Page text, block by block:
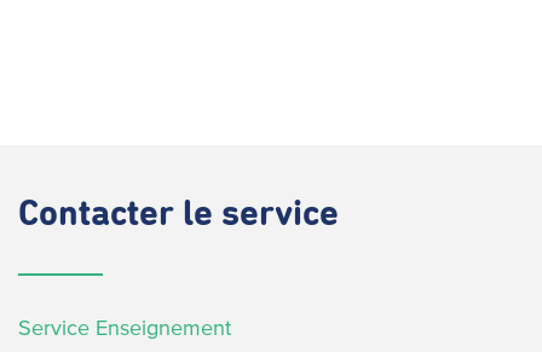
Contacter le service
Service Enseignement